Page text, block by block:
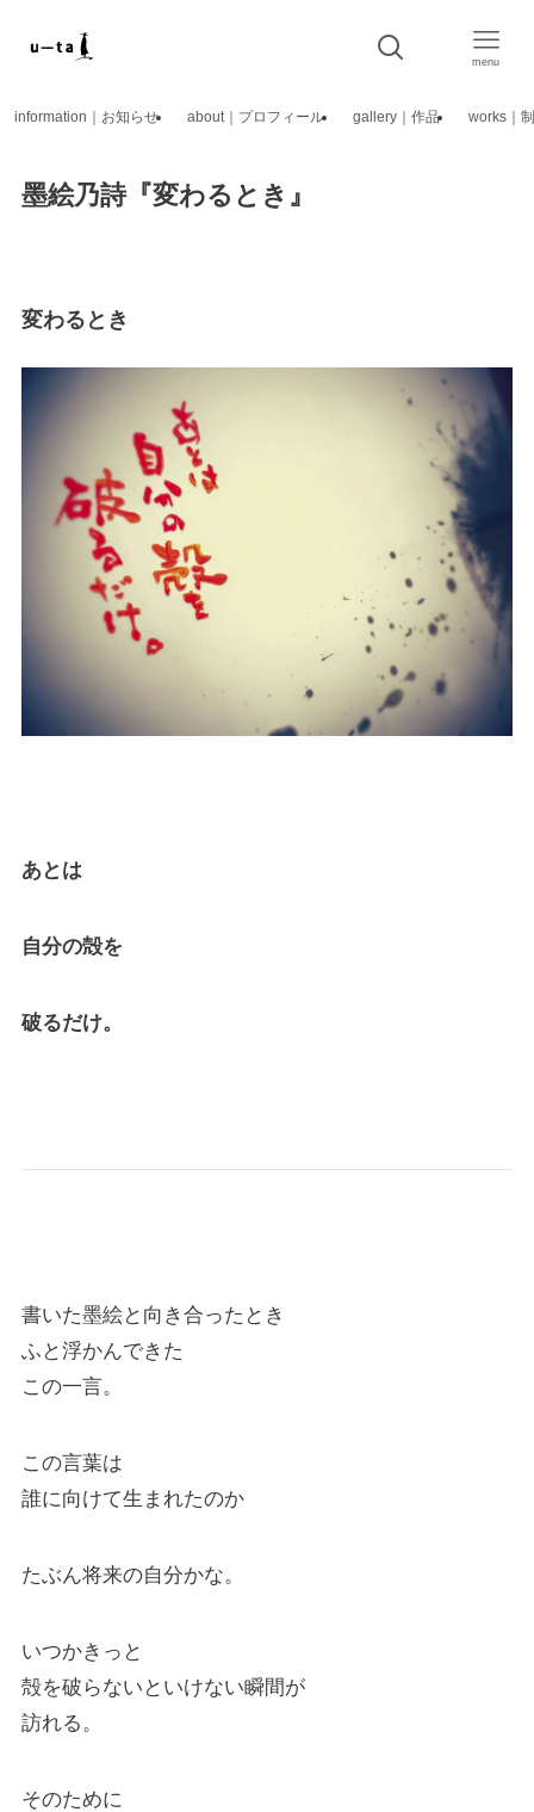
menu
information｜お知らせ about｜プロフィール gallery｜作品 works｜
墨絵乃詩『変わるとき』
変わるとき
あとは
自分の殻を
破るだけ。
書いた墨絵と向き合ったとき
ふと浮かんできた
この一言。
この言葉は
誰に向けて生まれたのか
たぶん将来の自分かな。
いつかきっと
殻を破らないといけない瞬間が
訪れる。
そのために